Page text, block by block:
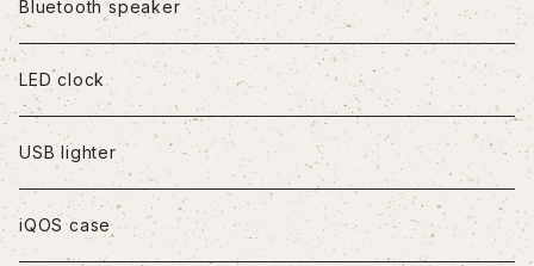
iPhoneX/XS
iPhoneXR
iPhoneXS Max
iPhone11
Bluetooth speaker
LED clock
USB lighter
iQOS case